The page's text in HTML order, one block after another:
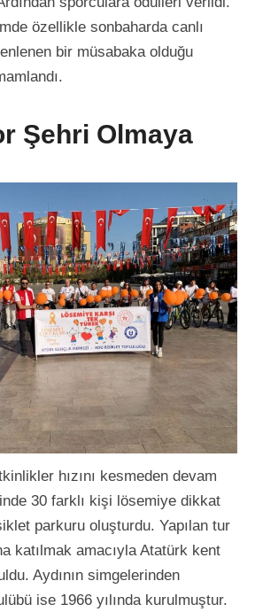
özellikle sonbaharda canlı
bir müsabaka olduğu
Şehri Olmaya
hızını kesmeden devam
30 farklı kişi lösemiye dikkat
parkuru oluşturdu. Yapılan tur
katılmak amacıyla Atatürk kent
Aydının simgelerinden
ise 1966 yılında kurulmuştur.